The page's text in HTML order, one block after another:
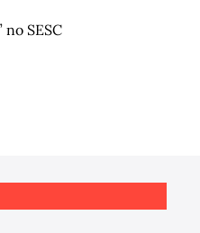
no SESC